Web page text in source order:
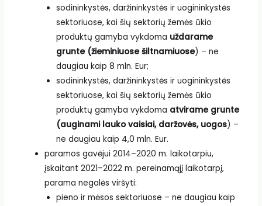
sodininkystės, daržininkystės ir uogininkystės
sektoriuose, kai šių sektorių žemės ūkio
produktų gamyba vykdoma uždarame
grunte (žieminiuose šiltnamiuose) – ne
daugiau kaip 8 mln. Eur;
sodininkystės, daržininkystės ir uogininkystės
sektoriuose, kai šių sektorių žemės ūkio
produktų gamyba vykdoma atvirame grunte
(auginami lauko vaisiai, daržovės, uogos) –
ne daugiau kaip 4,0 mln. Eur.
paramos gavėjui 2014–2020 m. laikotarpiu,
įskaitant 2021–2022 m. pereinamąjį laikotarpį,
parama negalės viršyti:
pieno ir mėsos sektoriuose – ne daugiau kaip